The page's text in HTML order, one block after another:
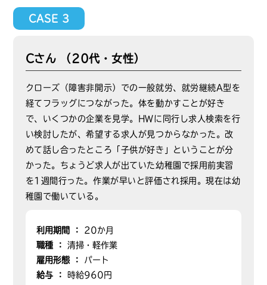
CASE 3
Cさん （20代・女性）
クローズ（障害非開示）での一般就労、就労継続A型を
経てフラッグにつながった。体を動かすことが好き
で、いくつかの企業を見学。HWに同行し求人検索を行
い検討したが、希望する求人が見つからなかった。改
めて話し合ったところ「子供が好き」ということが分
かった。ちょうど求人が出ていた幼稚園で採用前実習
を1週間行った。作業が早いと評価され採用。現在は幼
稚園で働いている。
利用期間 ： 20か月
職種 ： 清掃・軽作業
雇用形態 ： パート
給与 ： 時給960円